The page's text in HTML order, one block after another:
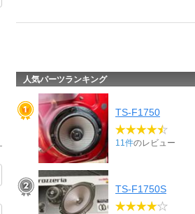
人気パーツランキング
TS-F1750
11件のレビュー
TS-F1750S